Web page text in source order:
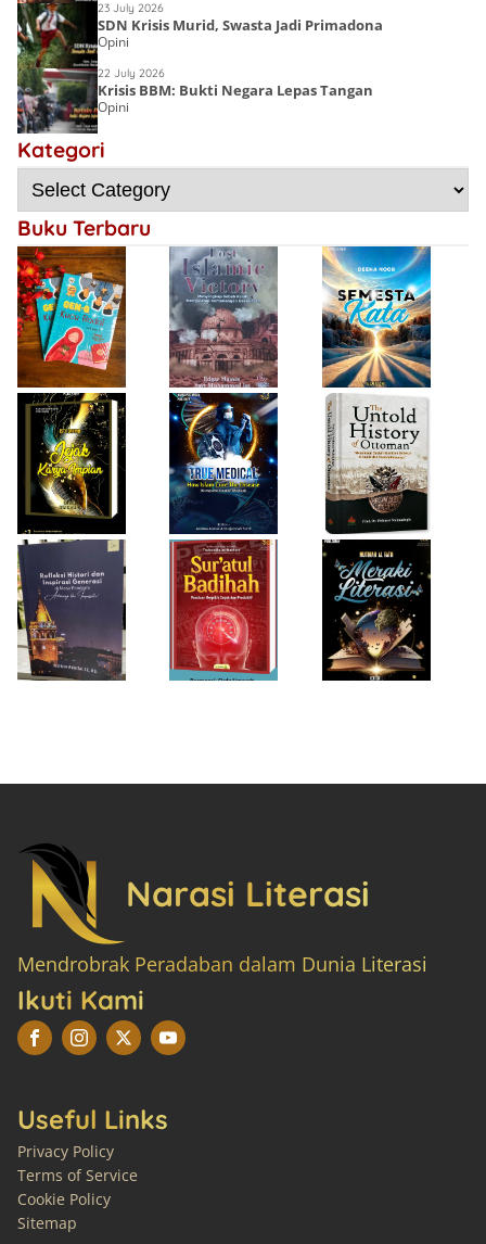
23 July 2026
SDN Krisis Murid, Swasta Jadi Primadona
Opini
22 July 2026
Krisis BBM: Bukti Negara Lepas Tangan
Opini
Kategori
Buku Terbaru
Choirin Fitri
Resensi Buku
Gen-Q Kece Badai
Kemenangan
Isty Daiyah
Jejak Karya Impian
Firda Umayah
True Medical,
Bukan Sekadar
Buku Medis
Haifa Eimaan
The Untold
History of
Ottoman
Desi Wulan Sari
Refleksi Histori
dan Inspirasi
Generasi di Masa
Pandemi
“Achieving the
Impossible”
Firda Umayah
Sur'atul Badihah,
Panduan Berpikir
Cepat dan
Produktif
Sartinah
Rempaka
Literasiku
Narasi Literasi
Mendrobrak Peradaban dalam Dunia Literasi
Ikuti Kami
Useful Links
Privacy Policy
Terms of Service
Cookie Policy
Sitemap